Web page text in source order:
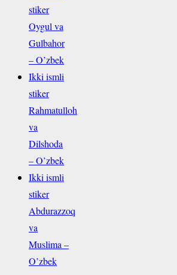
stiker
Oygul va
Gulbahor
– O’zbek
Ikki ismli
stiker
Rahmatulloh
va
Dilshoda
– O’zbek
Ikki ismli
stiker
Abdurazzoq
va
Muslima –
O’zbek